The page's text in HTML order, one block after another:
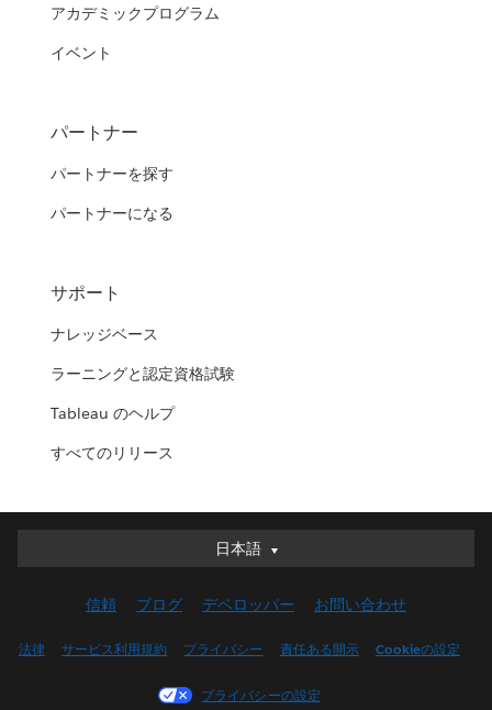
アカデミックプログラム
イベント
パートナー
パートナーを探す
パートナーになる
サポート
ナレッジベース
ラーニングと認定資格試験
Tableau のヘルプ
すべてのリリース
日本語
日本語
English (UK)
Français (Canada)
信頼 ブログ デベロッパー お問い合わせ
法律 サービス利用規約 プライバシー 責任ある開示 Cookieの設定
プライバシーの設定